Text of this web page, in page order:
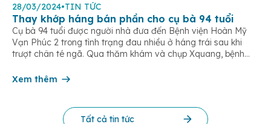
28/03/2024•TIN TỨC
Thay khớp háng bán phần cho cụ bà 94 tuổi
Cụ bà 94 tuổi được người nhà đưa đến Bệnh viện Hoàn Mỹ
Vạn Phúc 2 trong tình trạng đau nhiều ở háng trái sau khi
trượt chân té ngã. Qua thăm khám và chụp Xquang, bệnh
phẫu thuật thay khớp háng trái […]
Xem thêm
Tất cả tin tức